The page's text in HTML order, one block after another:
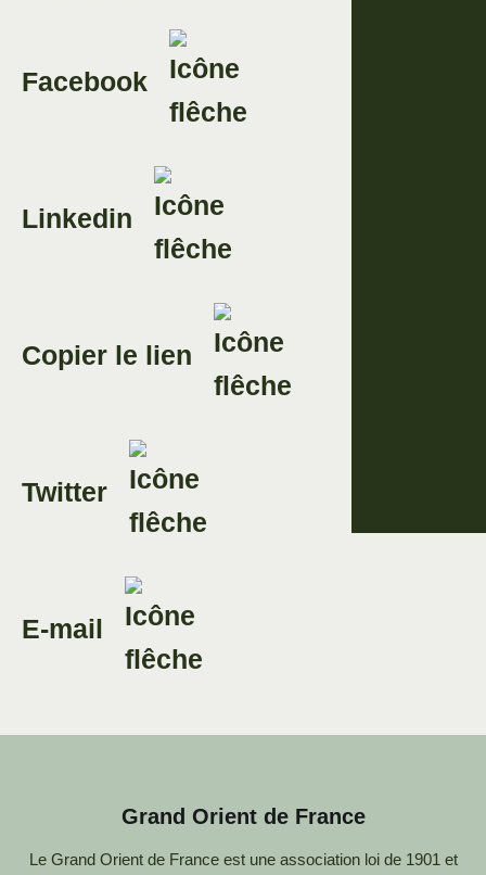
Facebook
Linkedin
Copier le lien
Twitter
E-mail
Grand Orient de France
Le Grand Orient de France est une association loi de 1901 et